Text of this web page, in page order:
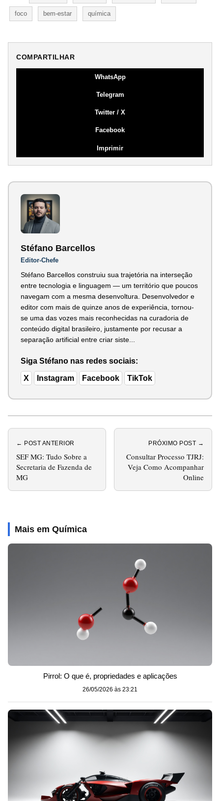
foco bem-estar química
COMPARTILHAR
WhatsApp
Telegram
Twitter / X
Facebook
Imprimir
Stéfano Barcellos
Editor-Chefe
Stéfano Barcellos construiu sua trajetória na interseção
entre tecnologia e linguagem — um território que poucos
navegam com a mesma desenvoltura. Desenvolvedor e
editor com mais de quinze anos de experiência, tornou-
se uma das vozes mais reconhecidas na curadoria de
conteúdo digital brasileiro, justamente por recusar a
separação artificial entre criar siste...
Siga Stéfano nas redes sociais:
X Instagram Facebook TikTok
← POST ANTERIOR
SEF MG: Tudo Sobre a
Secretaria de Fazenda de
MG
PRÓXIMO POST →
Consultar Processo TJRJ:
Veja Como Acompanhar
Online
Mais em Química
Pirrol: O que é, propriedades e aplicações
26/05/2026 às 23:21